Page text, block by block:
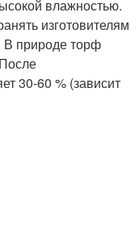
влажностью.
изготовителям
В природе торф
30-60 % (зависит